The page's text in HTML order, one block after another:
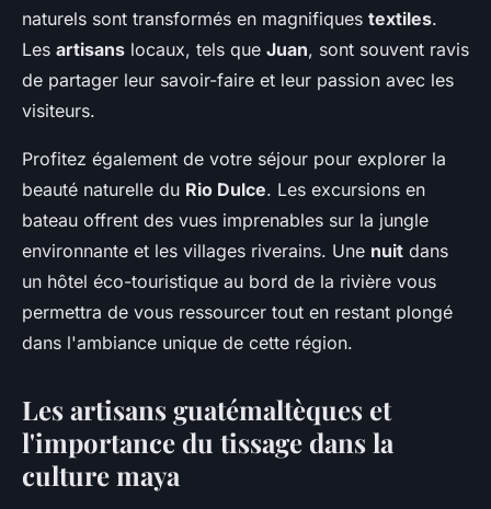
naturels sont transformés en magnifiques textiles.
Les artisans locaux, tels que Juan, sont souvent ravis
de partager leur savoir-faire et leur passion avec les
visiteurs.
Profitez également de votre séjour pour explorer la
beauté naturelle du Rio Dulce. Les excursions en
bateau offrent des vues imprenables sur la jungle
environnante et les villages riverains. Une nuit dans
un hôtel éco-touristique au bord de la rivière vous
permettra de vous ressourcer tout en restant plongé
dans l'ambiance unique de cette région.
Les artisans guatémaltèques et
l'importance du tissage dans la
culture maya